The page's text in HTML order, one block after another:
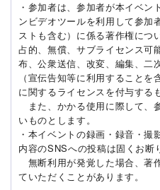
・参加者は、参加者が本イベン
ンビデオツールを利用して参加
ストも含む）に係る著作権につ
占的、無償、サブライセンス可
布、公衆送信、改変、編集、二
（宣伝告知等に利用することを
に関するライセンスを付与する
また、かかる使用に際して、
いものとします。
・本イベントの録画・録音・
内容のSNSへの投稿は固くお断
無断利用が発覚した場合、著
ていただくことがあります。